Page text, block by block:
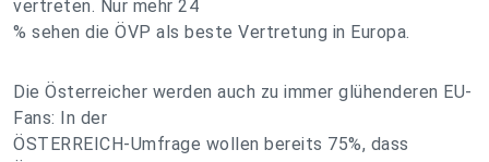
vertreten. Nur mehr 24
% sehen die ÖVP als beste Vertretung in Europa.
Die Österreicher werden auch zu immer glühenderen EU-
Fans: In der
ÖSTERREICH-Umfrage wollen bereits 75%, dass